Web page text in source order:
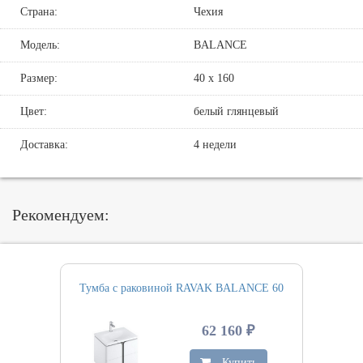
Страна: Чехия
Модель: BALANCE
Размер: 40 х 160
Цвет: белый глянцевый
Доставка: 4 недели
Рекомендуем:
Тумба с раковиной RAVAK BALANCE 60
62 160 ₽